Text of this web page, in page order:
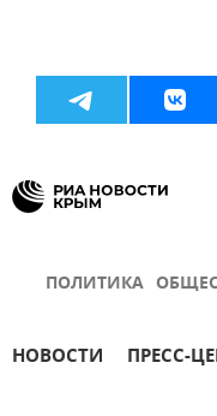
ПОЛИТИКА
НОВОСТИ ПРЕСС-